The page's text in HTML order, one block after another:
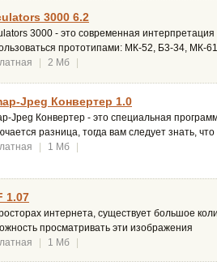
3000 6.2
3000 - это современная
прототипами: МК-52, Б3-34, МК-
| 2 Мб |
Jpeg Конвертер 1.0
Jpeg Конвертер - это специальная
разница, тогда вам следует знать,
| 1 Мб |
1.07
интернета, существует большое
просматривать эти изображения
| 1 Мб |